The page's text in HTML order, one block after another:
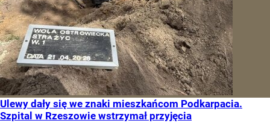
Ulewy dały się we znaki mieszkańcom Podkarpacia.
Szpital w Rzeszowie wstrzymał przyjęcia